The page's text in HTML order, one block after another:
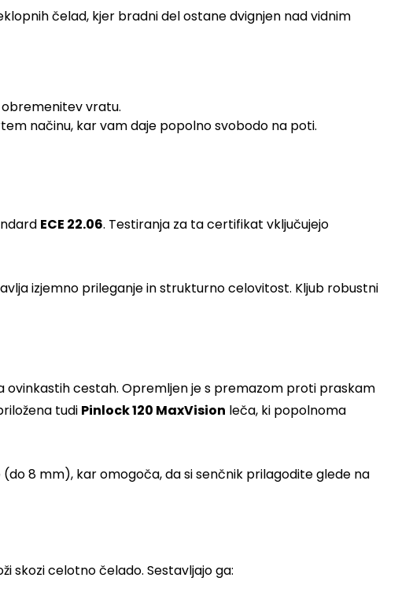
čelad, kjer bradni del ostane dvignjen nad vidnim
obremenitev vratu.
načinu, kar vam daje popolno svobodo na poti.
ECE 22.06. Testiranja za ta certifikat vključujejo
izjemno prileganje in strukturno celovitost. Kljub robustni
ovinkastih cestah. Opremljen je s premazom proti praskam
tudi Pinlock 120 MaxVision leča, ki popolnoma
8 mm), kar omogoča, da si senčnik prilagodite glede na
skozi celotno čelado. Sestavljajo ga: